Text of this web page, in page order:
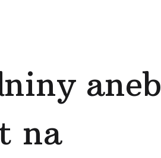
aneb
na